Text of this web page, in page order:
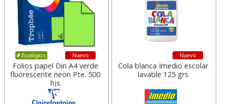
Ecológico Nuevo
Folios papel Din A4 verde
fluorescente neon Pte. 500
hjs
Nuevo
Cola blanca Imedio escolar
lavable 125 grs